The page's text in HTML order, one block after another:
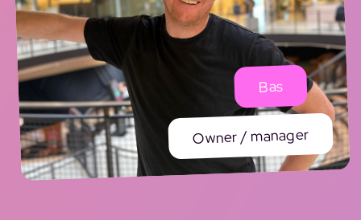
Bas
Owner / manager